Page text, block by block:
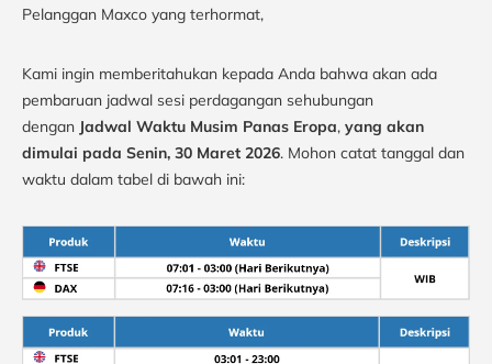
Pelanggan Maxco yang terhormat,
Kami ingin memberitahukan kepada Anda bahwa akan ada
pembaruan jadwal sesi perdagangan sehubungan
dengan Jadwal Waktu Musim Panas Eropa, yang akan
dimulai pada Senin, 30 Maret 2026. Mohon catat tanggal dan
waktu dalam tabel di bawah ini: